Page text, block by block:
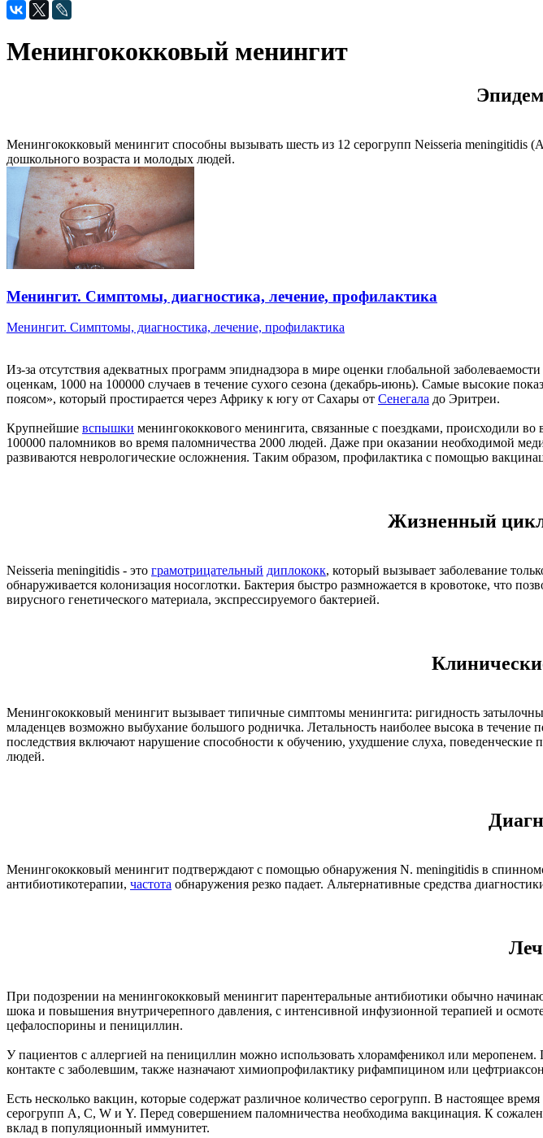
Менингококковый менингит
Менингококковый менингит способны вызывать шесть из 12 серогрупп Neisseria meningitidis
дошкольного возраста и молодых людей.
Менингит. Симптомы, диагностика, лечение, профилактика
Менингит. Симптомы, диагностика, лечение, профилактика
Из-за отсутствия адекватных программ эпиднадзора в мире оценки глобальной
оценкам, 1000 на 100000 случаев в течение сухого сезона (декабрь-июнь). Самые высокие
поясом», который простирается через Африку к югу от Сахары от Сенегала до Эритреи.
Крупнейшие вспышки менингококкового менингита, связанные с поездками, происходили
100000 паломников во время паломничества 2000 людей. Даже при оказании необходимой
развиваются неврологические осложнения. Таким образом, профилактика с помощью
Жизненный
Neisseria meningitidis - это грамотрицательный диплококк, который вызывает заболевание
обнаруживается колонизация носоглотки. Бактерия быстро размножается в кровотоке, что
вирусного генетического материала, экспрессируемого бактерией.
Менингококковый менингит вызывает типичные симптомы менингита: ригидность
младенцев возможно выбухание большого родничка. Летальность наиболее высока в
последствия включают нарушение способности к обучению, ухудшение слуха,
людей.
Менингококковый менингит подтверждают с помощью обнаружения N. meningitidis в
антибиотикотерапии, частота обнаружения резко падает. Альтернативные средства
При подозрении на менингококковый менингит парентеральные антибиотики обычно
шока и повышения внутричерепного давления, с интенсивной инфузионной терапией и
цефалоспорины и пенициллин.
У пациентов с аллергией на пенициллин можно использовать хлорамфеникол или
контакте с заболевшим, также назначают химиопрофилактику рифампицином или
Есть несколько вакцин, которые содержат различное количество серогрупп. В настоящее
серогрупп A, C, W и Y. Перед совершением паломничества необходима вакцинация. К
вклад в популяционный иммунитет.